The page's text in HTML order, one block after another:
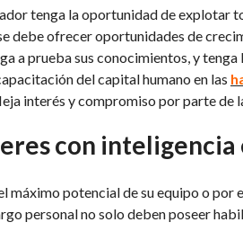
tenga la oportunidad de explotar
debe ofrecer oportunidades de
a prueba sus conocimientos, y
del capital humano en las
interés y compromiso por parte de
con inteligencia
máximo potencial de su equipo o
personal no solo deben poseer